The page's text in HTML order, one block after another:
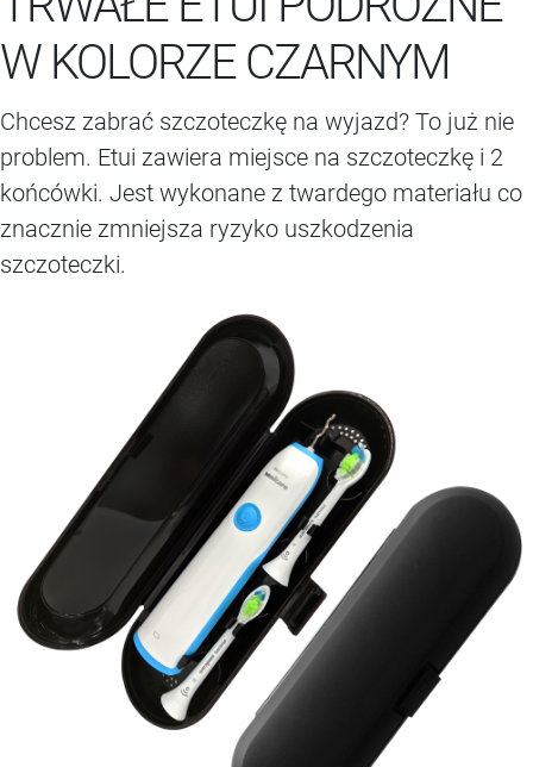
W KOLORZE CZARNYM
Chcesz zabrać szczoteczkę na wyjazd? To już nie
problem. Etui zawiera miejsce na szczoteczkę i 2
końcówki. Jest wykonane z twardego materiału co
znacznie zmniejsza ryzyko uszkodzenia
szczoteczki.